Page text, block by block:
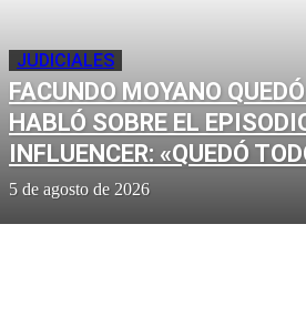
JUDICIALES
FACUNDO MOYANO
HABLÓ SOBRE EL
INFLUENCER: «QUEDÓ
5 de agosto de 2026